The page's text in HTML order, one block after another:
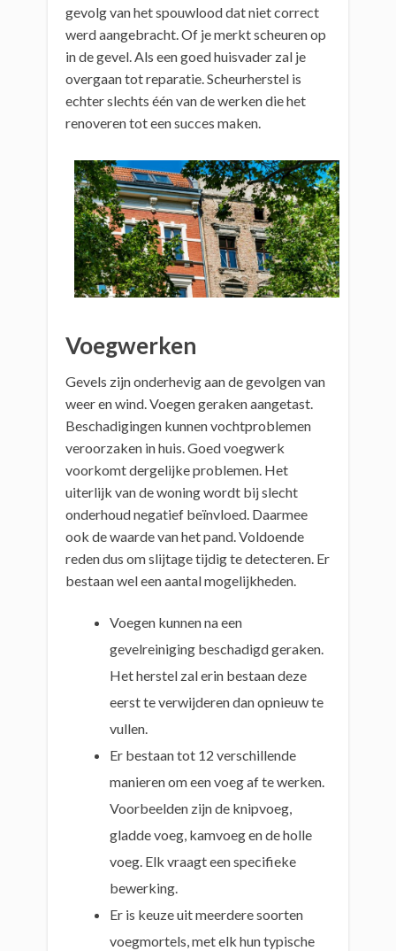
gevolg van het spouwlood dat niet correct
werd aangebracht. Of je merkt scheuren op
in de gevel. Als een goed huisvader zal je
overgaan tot reparatie. Scheurherstel is
echter slechts één van de werken die het
renoveren tot een succes maken.
Voegwerken
Gevels zijn onderhevig aan de gevolgen van
weer en wind. Voegen geraken aangetast.
Beschadigingen kunnen vochtproblemen
veroorzaken in huis. Goed voegwerk
voorkomt dergelijke problemen. Het
uiterlijk van de woning wordt bij slecht
onderhoud negatief beïnvloed. Daarmee
ook de waarde van het pand. Voldoende
reden dus om slijtage tijdig te detecteren. Er
bestaan wel een aantal mogelijkheden.
Voegen kunnen na een
gevelreiniging beschadigd geraken.
Het herstel zal erin bestaan deze
eerst te verwijderen dan opnieuw te
vullen.
Er bestaan tot 12 verschillende
manieren om een voeg af te werken.
Voorbeelden zijn de knipvoeg,
gladde voeg, kamvoeg en de holle
voeg. Elk vraagt een specifieke
bewerking.
Er is keuze uit meerdere soorten
voegmortels, met elk hun typische